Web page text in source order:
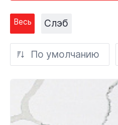
Весь Слэб
По умолчанию